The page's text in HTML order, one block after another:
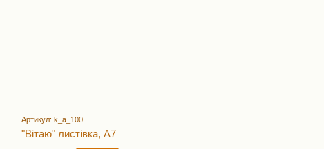
Артикул: k_a_100
"Вітаю" листівка, А7